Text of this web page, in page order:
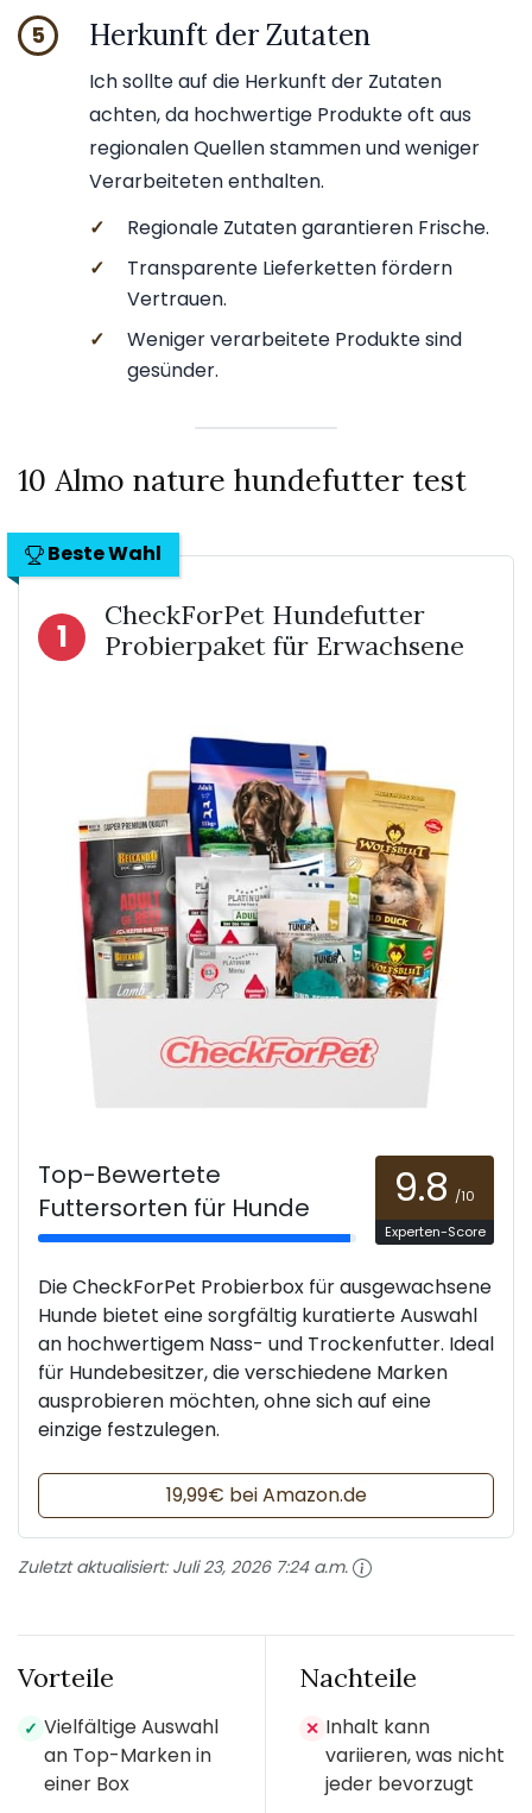
5 Herkunft der Zutaten
Ich sollte auf die Herkunft der Zutaten
achten, da hochwertige Produkte oft aus
regionalen Quellen stammen und weniger
Verarbeiteten enthalten.
✓
Regionale Zutaten garantieren Frische.
✓
Transparente Lieferketten fördern
Vertrauen.
✓
Weniger verarbeitete Produkte sind
gesünder.
10 Almo nature hundefutter test
Beste Wahl
1
CheckForPet Hundefutter
Probierpaket für Erwachsene
Top-Bewertete
Futtersorten für Hunde
9.8 /10
Experten-Score
Die CheckForPet Probierbox für ausgewachsene
Hunde bietet eine sorgfältig kuratierte Auswahl
an hochwertigem Nass- und Trockenfutter. Ideal
für Hundebesitzer, die verschiedene Marken
ausprobieren möchten, ohne sich auf eine
einzige festzulegen.
19,99€ bei Amazon.de
Zuletzt aktualisiert: Juli 23, 2026 7:24 a.m.
Vorteile
✓ Vielfältige Auswahl
an Top-Marken in
einer Box
Nachteile
✕ Inhalt kann
variieren, was nicht
jeder bevorzugt